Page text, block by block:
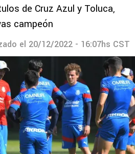
de Cruz Azul y Toluca,
campeón
el 20/12/2022 - 16:07hs CST